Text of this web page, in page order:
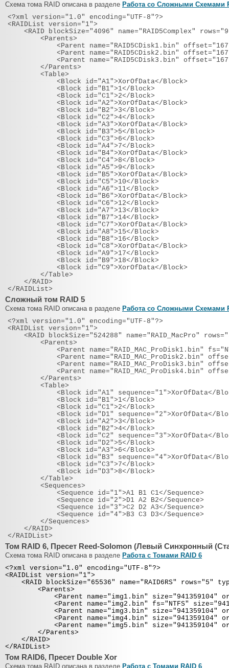
Схема тома RAID описана в разделе Работа со Сложными Схемами
<?xml version="1.0" encoding="UTF-8"?>
<RAIDList version="1">
<RAID blockSize="4096" name="RAID5Complex"
<Parents>
<Parent name="RAID5CDisk1.bin"
<Parent name="RAID5CDisk2.bin"
<Parent name="RAID5CDisk3.bin"
</Parents>
<Table>
<Block id="A1">XorOfData</Block>
<Block id="B1">1</Block>
<Block id="C1">2</Block>
<Block id="A2">XorOfData</Block>
<Block id="B2">3</Block>
<Block id="C2">4</Block>
<Block id="A3">XorOfData</Block>
<Block id="B3">5</Block>
<Block id="C3">6</Block>
<Block id="A4">7</Block>
<Block id="B4">XorOfData</Block>
<Block id="C4">8</Block>
<Block id="A5">9</Block>
<Block id="B5">XorOfData</Block>
<Block id="C5">10</Block>
<Block id="A6">11</Block>
<Block id="B6">XorOfData</Block>
<Block id="C6">12</Block>
<Block id="A7">13</Block>
<Block id="B7">14</Block>
<Block id="C7">XorOfData</Block>
<Block id="A8">15</Block>
<Block id="B8">16</Block>
<Block id="C8">XorOfData</Block>
<Block id="A9">17</Block>
<Block id="B9">18</Block>
<Block id="C9">XorOfData</Block>
</Table>
</RAID>
</RAIDList>
Сложный том RAID 5
Схема тома RAID описана в разделе Работа со Сложными Схемами
<?xml version="1.0" encoding="UTF-8"?>
<RAIDList version="1">
<RAID blockSize="524288" name="RAID_MacPro"
<Parents>
<Parent name="RAID_MAC_ProDisk1.bin"
<Parent name="RAID_MAC_ProDisk2.bin"
<Parent name="RAID_MAC_ProDisk3.bin"
<Parent name="RAID_MAC_ProDisk4.bin"
</Parents>
<Table>
<Block id="A1" sequence="1">XorOfData</
<Block id="B1">1</Block>
<Block id="C1">2</Block>
<Block id="D1" sequence="2">XorOfData</
<Block id="A2">3</Block>
<Block id="B2">4</Block>
<Block id="C2" sequence="3">XorOfData</
<Block id="D2">5</Block>
<Block id="A3">6</Block>
<Block id="B3" sequence="4">XorOfData</
<Block id="C3">7</Block>
<Block id="D3">8</Block>
</Table>
<Sequences>
<Sequence id="1">A1 B1 C1</Sequence>
<Sequence id="2">D1 A2 B2</Sequence>
<Sequence id="3">C2 D2 A3</Sequence>
<Sequence id="4">B3 C3 D3</Sequence>
</Sequences>
</RAID>
</RAIDList>
Том RAID 6, Пресет Reed-Solomon (Левый Синхронный
Схема тома RAID описана в разделе Работа с Томами RAID 6
<?xml version="1.0" encoding="UTF-8"?>
<RAIDList version="1">
<RAID blockSize="65536" name="RAID6RS" rows="5"
<Parents>
<Parent name="img1.bin" size="941359104"
<Parent name="img2.bin" fs="NTFS"
<Parent name="img3.bin" size="941359104"
<Parent name="img4.bin" size="941359104"
<Parent name="img5.bin" size="941359104"
</Parents>
</RAID>
</RAIDList>
Том RAID6, Пресет Double Xor
Схема тома RAID описана в разделе Работа с Томами RAID 6